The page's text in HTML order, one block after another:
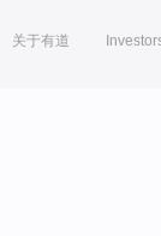
关于有道